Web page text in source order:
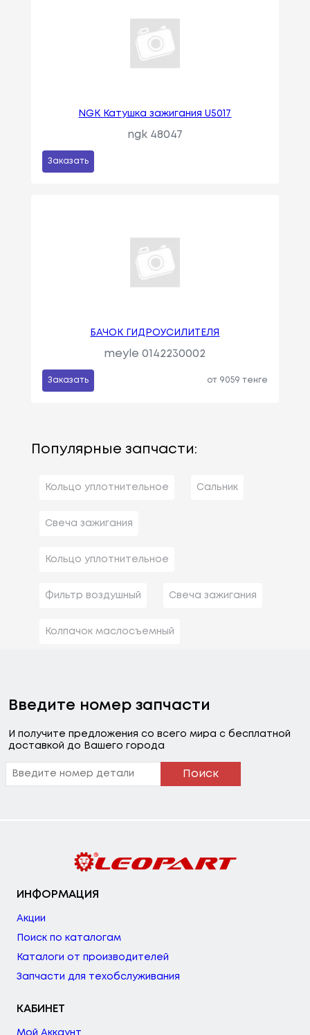
NGK Катушка зажигания U5017
ngk 48047
Заказать
БАЧОК ГИДРОУСИЛИТЕЛЯ
meyle 0142230002
Заказать от 9059 тенге
Популярные запчасти:
Кольцо уплотнительное Сальник
Свеча зажигания
Кольцо уплотнительное
Фильтр воздушный Свеча зажигания
Колпачок маслосъемный
Введите номер запчасти
И получите предложения со всего мира с бесплатной
доставкой до Вашего города
Поиск
ИНФОРМАЦИЯ
Акции
Поиск по каталогам
Каталоги от производителей
Запчасти для техобслуживания
КАБИНЕТ
Мой Аккаунт